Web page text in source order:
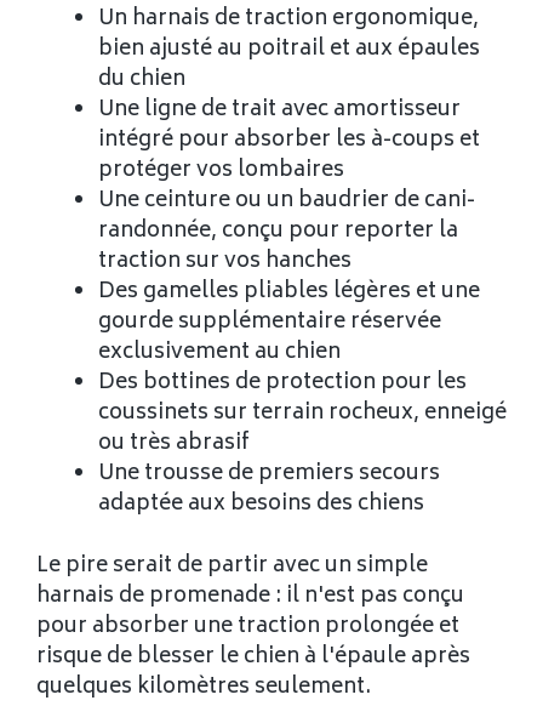
Un harnais de traction ergonomique,
bien ajusté au poitrail et aux épaules
du chien
Une ligne de trait avec amortisseur
intégré pour absorber les à-coups et
protéger vos lombaires
Une ceinture ou un baudrier de cani-
randonnée, conçu pour reporter la
traction sur vos hanches
Des gamelles pliables légères et une
gourde supplémentaire réservée
exclusivement au chien
Des bottines de protection pour les
coussinets sur terrain rocheux, enneigé
ou très abrasif
Une trousse de premiers secours
adaptée aux besoins des chiens
Le pire serait de partir avec un simple
harnais de promenade : il n'est pas conçu
pour absorber une traction prolongée et
risque de blesser le chien à l'épaule après
quelques kilomètres seulement.